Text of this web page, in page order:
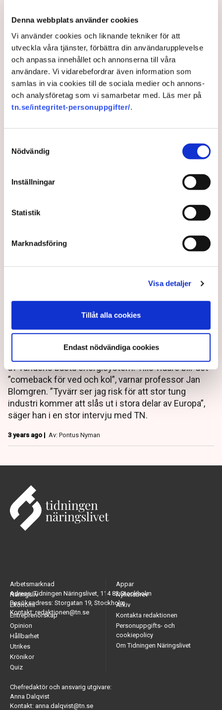
Denna webbplats använder cookies
Vi använder cookies och liknande tekniker för att
utveckla våra tjänster, förbättra din användarupplevelse
och anpassa innehållet och annonserna till våra
användare. Vi vidarebefordrar även information som
samlas in via cookies till de sociala medier och annons-
och analysföretag som vi samarbetar med. Läs mer på
tn.se/integritet-personuppgifter/.
Nödvändig
Inställningar
Statistik
Marknadsföring
Visa detaljer
Tillåt alla cookies
Endast nödvändiga cookies
Jämnt i valet i USA –
maktbalansen oklar
vallokalerna har hunnit stänga.
Professor: Så förstörde vi
världens bästa energisystem
av världens bästa energisystem. Tills vidare blir det
”comeback för ved och kol”, varnar professor Jan
Blomgren. ”Tyvärr ser jag risk för att stor tung
industri kommer att slås ut i stora delar av Europa”,
säger han i en stor intervju med TN.
3 years ago | Av: Pontus Nyman
Adress: Tidningen Näringslivet, 114 82 Stockholm
Besöksadress: Storgatan 19, Stockholm
Kontakt: redaktionen@tn.se
Arbetsmarknad
Näringsliv
Ekonomi
Entreprenörskap
Opinion
Hållbarhet
Utrikes
Krönikor
Quiz
Appar
Nyhetsbrev
Arkiv
Kontakta redaktionen
Personuppgifts- och
cookiepolicy
Om Tidningen Näringslivet
Chefredaktör och ansvarig utgivare:
Anna Dalqvist
Kontakt: anna.dalqvist@tn.se